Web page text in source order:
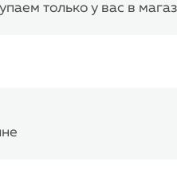
только у вас в